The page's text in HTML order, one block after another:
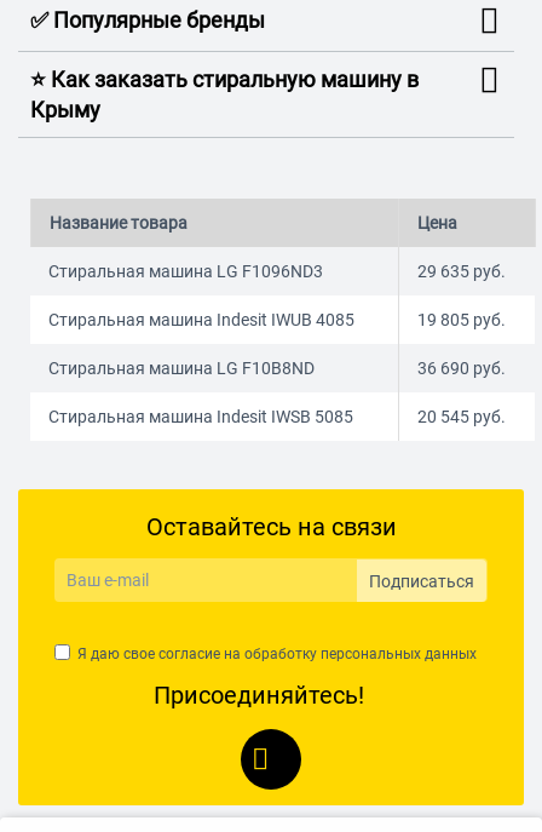
✅ Популярные бренды
⭐️ Как заказать стиральную машину в
Крыму
Название товара Цена
Стиральная машина LG F1096ND3 29 635 руб.
Стиральная машина Indesit IWUB 4085 19 805 руб.
Стиральная машина LG F10B8ND 36 690 руб.
Стиральная машина Indesit IWSB 5085 20 545 руб.
Оставайтесь на связи
Подписаться
Я даю свое согласие на обработку персональных данных
Присоединяйтесь!